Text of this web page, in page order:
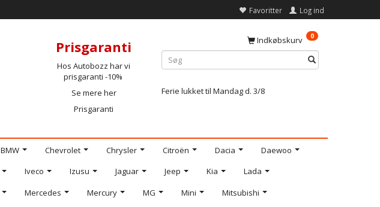
Favoritter Log ind
Prisgaranti
Hos Autobozz har vi
prisgaranti -10%
Se mere her
Prisgaranti
Indkøbskurv 0
Ferie lukket til Mandag d. 3/8
BMW Chevrolet Chrysler Citroën Dacia
Daewoo
Iveco Izusu Jaguar Jeep Kia
Lada
Mercedes Mercury MG Mini
Mitsubishi